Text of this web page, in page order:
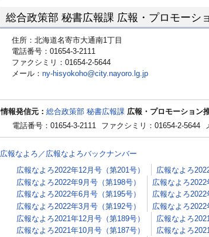
総合政策部 秘書広報課 広報・プロモーシ
住所：北海道名寄市大通南1丁目
電話番号：01654-3-2111
ファクシミリ：01654-2-5644
メール： ny-hisyokoho@city.nayoro.lg.jp
情報発信元： 総合政策部 秘書広報課 広報・プロモーション
電話番号：01654-3-2111
ファクシミリ：01654-2-5644
広報なよろ／広報なよろバックナンバー
広報なよろ2022年12月号（第201号）
広報なよろ
広報なよろ2022年9月号（第198号）
広報なよろ2022
広報なよろ2022年6月号（第195号）
広報なよろ2022
広報なよろ2022年3月号（第192号）
広報なよろ2022
広報なよろ2021年12月号（第189号）
広報なよろ
広報なよろ2021年10月号（第187号）
広報なよろ